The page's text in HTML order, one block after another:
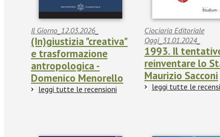
Il Giorno_12.03.2026_
(In)giustizia "creativa"
e trasformazione
antropologica -
Domenico Menorello
leggi tutte le recensioni
Ciociaria Editoriale
Oggi_31.01.2024_
1993. Il
reinventare lo
Maurizio Sacconi
leggi tutte le